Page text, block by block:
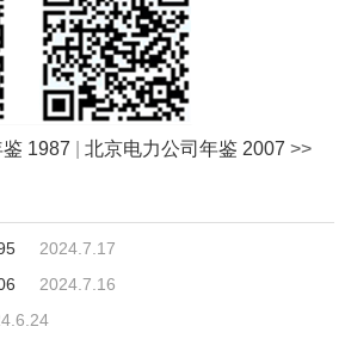
1987 北京电力公司年鉴 2007 >>
2024.7.17
2024.7.16